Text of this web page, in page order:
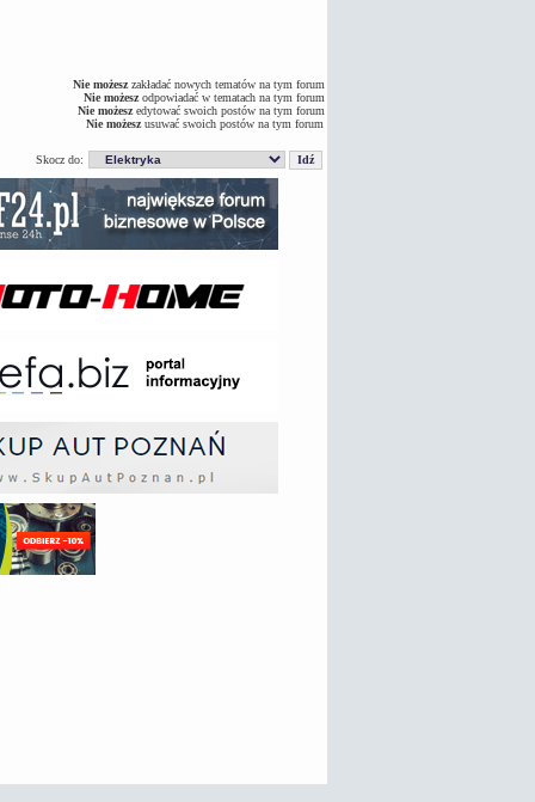
Nie możeszzakładać nowych tematów na tym forum
Nie możeszodpowiadać w tematach na tym forum
Nie możeszedytować swoich postów na tym forum
Nie możeszusuwać swoich postów na tym forum
Skocz do: